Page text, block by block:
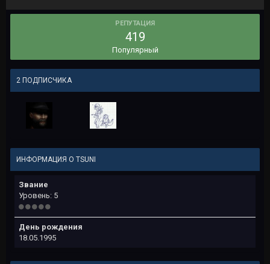
РЕПУТАЦИЯ
419
Популярный
2 ПОДПИСЧИКА
ИНФОРМАЦИЯ О TSUNI
Звание
Уровень: 5
День рождения
18.05.1995